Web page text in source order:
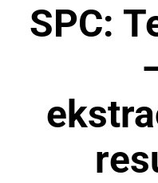
SPC: